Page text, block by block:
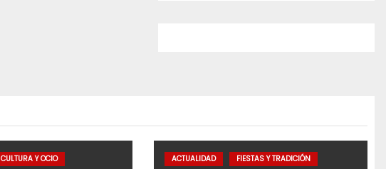
CULTURA Y OCIO ACTUALIDAD FIESTAS Y TRADICIÓN